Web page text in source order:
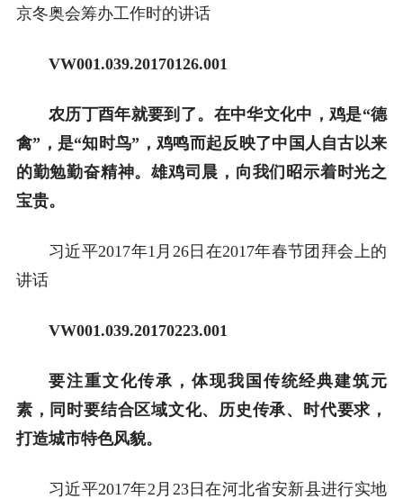
京冬奥会筹办工作时的讲话
VW001.039.20170126.001
农历丁酉年就要到了。在中华文化中，鸡是“德
禽”，是“知时鸟”，鸡鸣而起反映了中国人自古以来
的勤勉勤奋精神。雄鸡司晨，向我们昭示着时光之
宝贵。
习近平2017年1月26日在2017年春节团拜会上的
讲话
VW001.039.20170223.001
要注重文化传承，体现我国传统经典建筑元
素，同时要结合区域文化、历史传承、时代要求，
打造城市特色风貌。
习近平2017年2月23日在河北省安新县进行实地